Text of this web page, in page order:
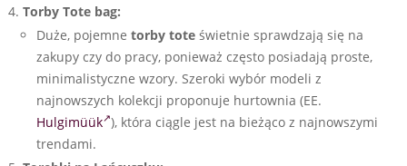
Torby Tote bag:
Duże, pojemne torby tote świetnie sprawdzają się na
zakupy czy do pracy, ponieważ często posiadają proste,
minimalistyczne wzory. Szeroki wybór modeli z
najnowszych kolekcji proponuje hurtownia (EE.
Hulgimüük ), która ciągle jest na bieżąco z najnowszymi
trendami.